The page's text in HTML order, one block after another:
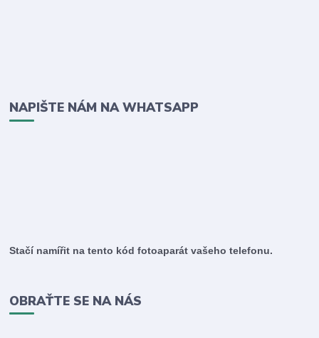
NAPIŠTE NÁM NA WHATSAPP
Stačí namířit na tento kód fotoaparát vašeho telefonu.
OBRAŤTE SE NA NÁS